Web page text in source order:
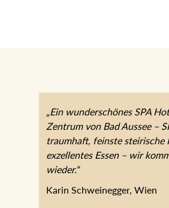
„Ein wunderschönes SPA
Zentrum von Bad Aussee –
traumhaft, feinste steirische
exzellentes Essen – wir
wieder.“
Karin Schweinegger, Wien